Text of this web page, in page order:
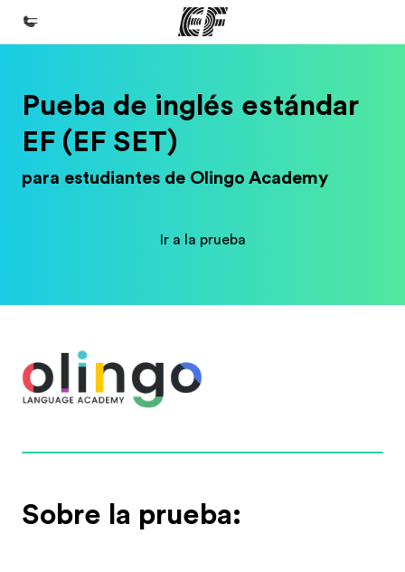
Bienvenido a EF
Programas
Ver todo lo que hacemos
Trabajos
Únete al equipo
Pueba de inglés estándar
EF (EF SET)
para estudiantes de Olingo Academy
Ir a la prueba
Sobre la prueba: